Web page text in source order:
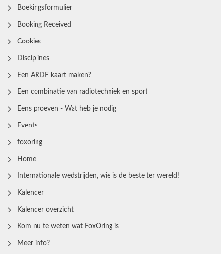
Boekingsformulier
Booking Received
Cookies
Disciplines
Een ARDF kaart maken?
Een combinatie van radiotechniek en sport
Eens proeven - Wat heb je nodig
Events
foxoring
Home
Internationale wedstrijden, wie is de beste ter wereld!
Kalender
Kalender overzicht
Kom nu te weten wat FoxOring is
Meer info?